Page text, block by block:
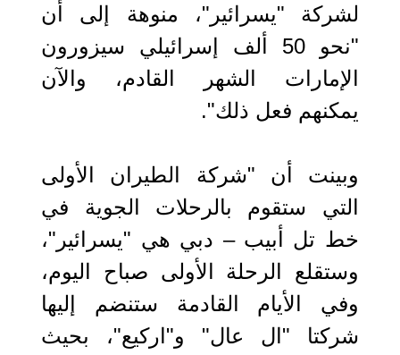
لشركة "يسرائير"، منوهة إلى أن
"نحو 50 ألف إسرائيلي سيزورون
الإمارات الشهر القادم، والآن
يمكنهم فعل ذلك".
وبينت أن "شركة الطيران الأولى
التي ستقوم بالرحلات الجوية في
خط تل أبيب – دبي هي "يسرائير"،
وستقلع الرحلة الأولى صباح اليوم،
وفي الأيام القادمة ستنضم إليها
شركتا "ال عال" و"اركيع"، بحيث